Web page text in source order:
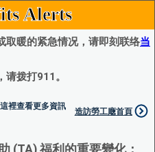
Alerts
取暖的紧急情况，请即刻联络当
拨打911。
裡查看更多資訊
造訪勞工廰首頁
(TA) 福利的重要變化：